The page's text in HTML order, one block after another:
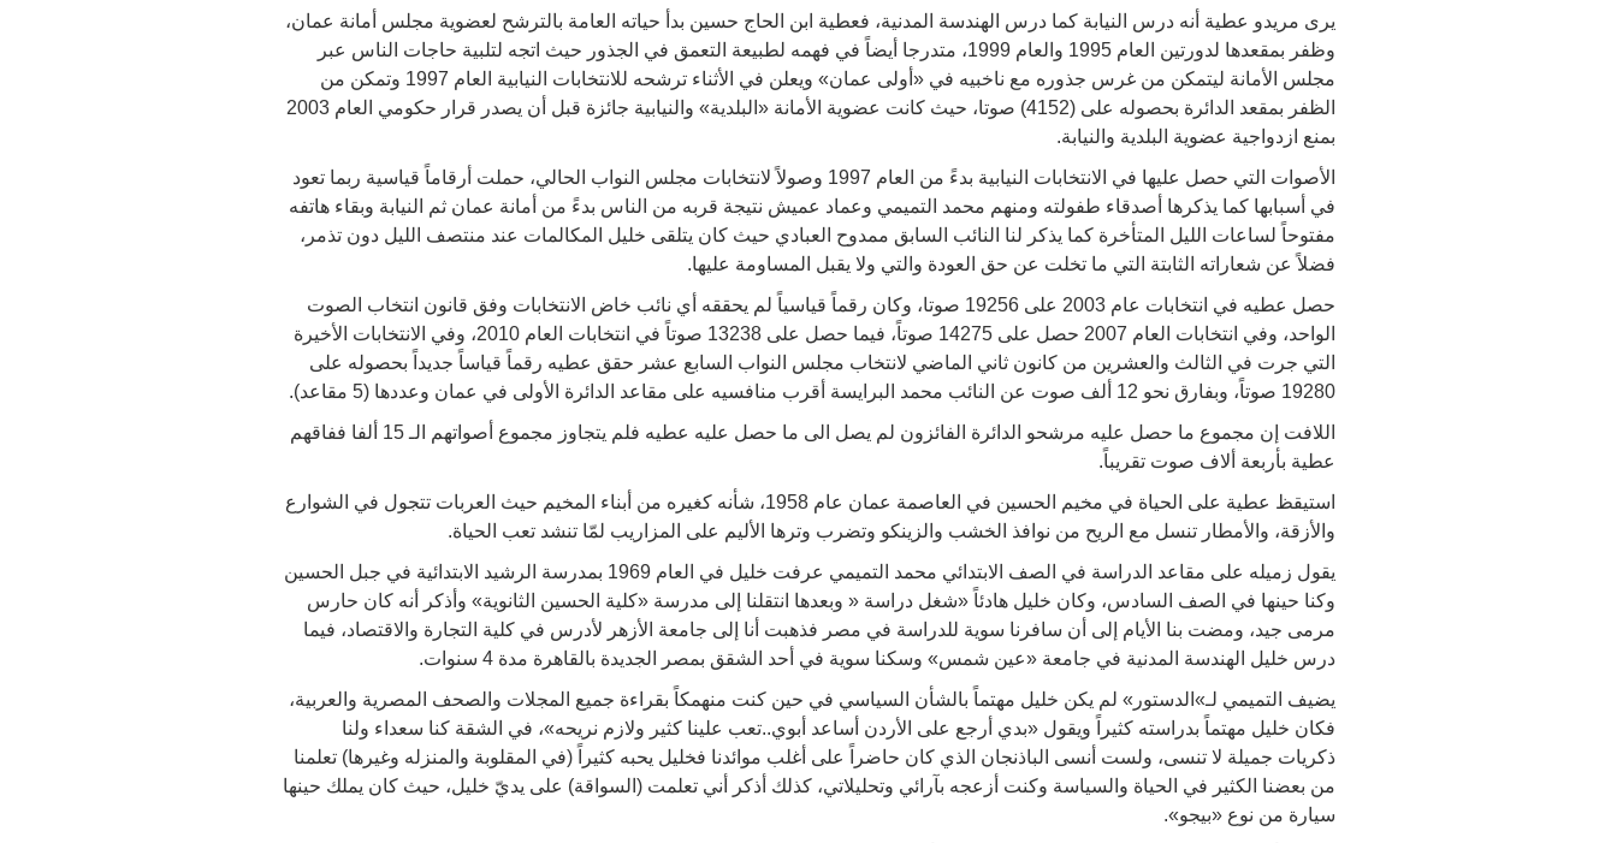
يرى مريدو عطية أنه درس النيابة كما درس الهندسة المدنية، فعطية ابن الحاج حسين بدأ حياته العامة بالترشح لعضوية مجلس أمانة عمان،
وظفر بمقعدها لدورتين العام 1995 والعام 1999، متدرجا أيضاً في فهمه لطبيعة التعمق في الجذور حيث اتجه لتلبية حاجات الناس عبر
مجلس الأمانة ليتمكن من غرس جذوره مع ناخبيه في «أولى عمان» ويعلن في الأثناء ترشحه للانتخابات النيابية العام 1997 وتمكن من
الظفر بمقعد الدائرة بحصوله على (4152) صوتا، حيث كانت عضوية الأمانة «البلدية» والنيابية جائزة قبل أن يصدر قرار حكومي العام 2003
بمنع ازدواجية عضوية البلدية والنيابة.
الأصوات التي حصل عليها في الانتخابات النيابية بدءً من العام 1997 وصولاً لانتخابات مجلس النواب الحالي، حملت أرقاماً قياسية ربما تعود
في أسبابها كما يذكرها أصدقاء طفولته ومنهم محمد التميمي وعماد عميش نتيجة قربه من الناس بدءً من أمانة عمان ثم النيابة وبقاء هاتفه
مفتوحاً لساعات الليل المتأخرة كما يذكر لنا النائب السابق ممدوح العبادي حيث كان يتلقى خليل المكالمات عند منتصف الليل دون تذمر،
فضلاً عن شعاراته الثابتة التي ما تخلت عن حق العودة والتي ولا يقبل المساومة عليها.
حصل عطيه في انتخابات عام 2003 على 19256 صوتا، وكان رقماً قياسياً لم يحققه أي نائب خاض الانتخابات وفق قانون انتخاب الصوت
الواحد، وفي انتخابات العام 2007 حصل على 14275 صوتاً، فيما حصل على 13238 صوتاً في انتخابات العام 2010، وفي الانتخابات الأخيرة
التي جرت في الثالث والعشرين من كانون ثاني الماضي لانتخاب مجلس النواب السابع عشر حقق عطيه رقماً قياساً جديداً بحصوله على
19280 صوتاً، وبفارق نحو 12 ألف صوت عن النائب محمد البرايسة أقرب منافسيه على مقاعد الدائرة الأولى في عمان وعددها (5 مقاعد).
اللافت إن مجموع ما حصل عليه مرشحو الدائرة الفائزون لم يصل الى ما حصل عليه عطيه فلم يتجاوز مجموع أصواتهم الـ 15 ألفا ففاقهم
عطية بأربعة ألاف صوت تقريباً.
استيقظ عطية على الحياة في مخيم الحسين في العاصمة عمان عام 1958، شأنه كغيره من أبناء المخيم حيث العربات تتجول في الشوارع
والأزقة، والأمطار تنسل مع الريح من نوافذ الخشب والزينكو وتضرب وترها الأليم على المزاريب لمّا تنشد تعب الحياة.
يقول زميله على مقاعد الدراسة في الصف الابتدائي محمد التميمي عرفت خليل في العام 1969 بمدرسة الرشيد الابتدائية في جبل الحسين
وكنا حينها في الصف السادس، وكان خليل هادئاً «شغل دراسة « وبعدها انتقلنا إلى مدرسة «كلية الحسين الثانوية» وأذكر أنه كان حارس
مرمى جيد، ومضت بنا الأيام إلى أن سافرنا سوية للدراسة في مصر فذهبت أنا إلى جامعة الأزهر لأدرس في كلية التجارة والاقتصاد، فيما
درس خليل الهندسة المدنية في جامعة «عين شمس» وسكنا سوية في أحد الشقق بمصر الجديدة بالقاهرة مدة 4 سنوات.
يضيف التميمي لـ»الدستور» لم يكن خليل مهتماً بالشأن السياسي في حين كنت منهمكاً بقراءة جميع المجلات والصحف المصرية والعربية،
فكان خليل مهتماً بدراسته كثيراً ويقول «بدي أرجع على الأردن أساعد أبوي..تعب علينا كثير ولازم نريحه»، في الشقة كنا سعداء ولنا
ذكريات جميلة لا تنسى، ولست أنسى الباذنجان الذي كان حاضراً على أغلب موائدنا فخليل يحبه كثيراً (في المقلوبة والمنزله وغيرها) تعلمنا
من بعضنا الكثير في الحياة والسياسة وكنت أزعجه بآرائي وتحليلاتي، كذلك أذكر أني تعلمت (السواقة) على يديّ خليل، حيث كان يملك حينها
سيارة من نوع «بيجو».